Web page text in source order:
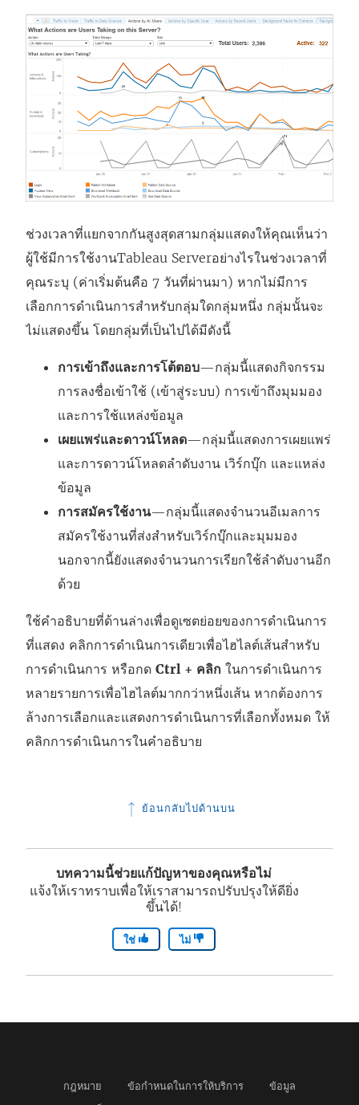
ช่วงเวลาที่แยกจากกันสูงสุดสามกลุ่มแสดงให้คุณเห็นว่า
ผู้ใช้มีการใช้งานTableau Serverอย่างไรในช่วงเวลาที่
คุณระบุ (ค่าเริ่มต้นคือ 7 วันที่ผ่านมา) หากไม่มีการ
เลือกการดำเนินการสำหรับกลุ่มใดกลุ่มหนึ่ง กลุ่มนั้นจะ
ไม่แสดงขึ้น โดยกลุ่มที่เป็นไปได้มีดังนี้
การเข้าถึงและการโต้ตอบ—กลุ่มนี้แสดงกิจกรรม
การลงชื่อเข้าใช้ (เข้าสู่ระบบ) การเข้าถึงมุมมอง
และการใช้แหล่งข้อมูล
เผยแพร่และดาวน์โหลด—กลุ่มนี้แสดงการเผยแพร่
และการดาวน์โหลดลำดับงาน เวิร์กบุ๊ก และแหล่ง
ข้อมูล
การสมัครใช้งาน—กลุ่มนี้แสดงจำนวนอีเมลการ
สมัครใช้งานที่ส่งสำหรับเวิร์กบุ๊กและมุมมอง
นอกจากนี้ยังแสดงจำนวนการเรียกใช้ลำดับงานอีก
ด้วย
ใช้คำอธิบายที่ด้านล่างเพื่อดูเซตย่อยของการดำเนินการ
ที่แสดง คลิกการดำเนินการเดียวเพื่อไฮไลต์เส้นสำหรับ
การดำเนินการ หรือกด Ctrl + คลิก ในการดำเนินการ
หลายรายการเพื่อไฮไลต์มากกว่าหนึ่งเส้น หากต้องการ
ล้างการเลือกและแสดงการดำเนินการที่เลือกทั้งหมด ให้
คลิกการดำเนินการในคำอธิบาย
ย้อนกลับไปด้านบน
บทความนี้ช่วยแก้ปัญหาของคุณหรือไม่
แจ้งให้เราทราบเพื่อให้เราสามารถปรับปรุงให้ดียิ่ง
ขึ้นได้!
ใช่ ไม่
กฎหมาย ข้อกำหนดในการให้บริการ
ข้อมูล